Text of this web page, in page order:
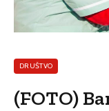
DRUŠTVO
(FOTO)